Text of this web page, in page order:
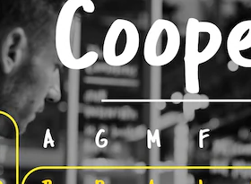
A plataforma criativa para você direcionar
seu melhor trabalho. Mais de 1 milhão de
assinantes entre criativos, empresas,
agências e estúdios.
Português